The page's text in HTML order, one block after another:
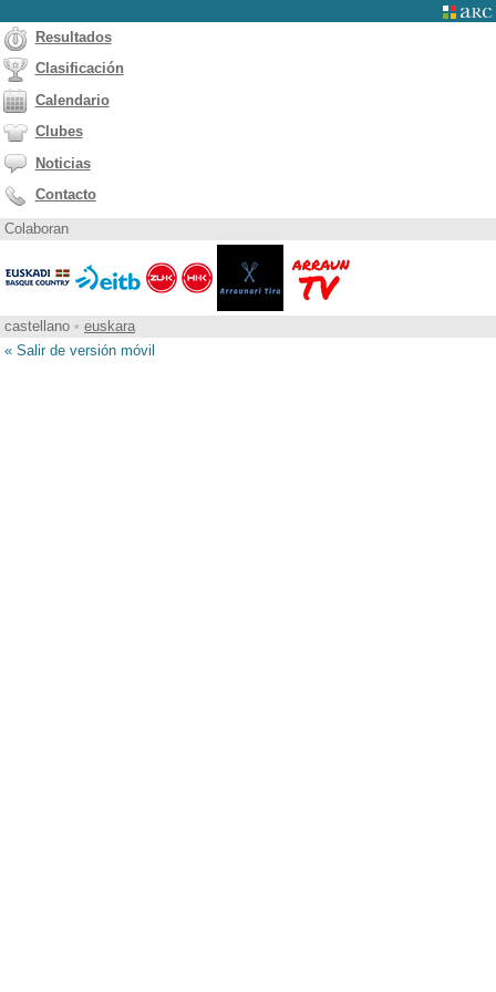
Resultados
Clasificación
Calendario
Clubes
Noticias
Contacto
Colaboran
castellano • euskara
« Salir de versión móvil